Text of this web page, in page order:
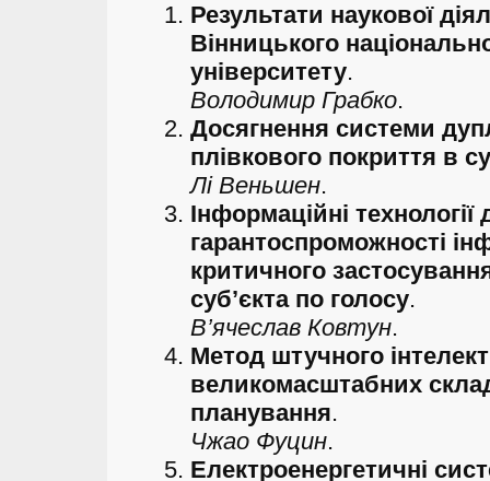
Результати наукової
Вінницького
університету.
Володимир Грабко.
Досягнення системи
плівкового покриття в
Лі Веньшен.
Інформаційні
гарантоспроможності
критичного
суб’єкта по голосу.
В’ячеслав Ковтун.
Метод штучного
великомасштабних
планування.
Чжао Фуцин.
Електроенергетичні